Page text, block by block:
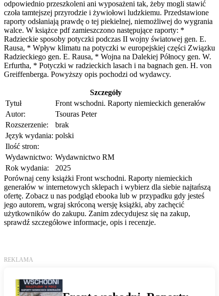
odpowiednio przeszkoleni ani wyposażeni tak, żeby mogli stawić
czoła tamtejszej przyrodzie i żywiołowi ludzkiemu. Przedstawione
raporty odsłaniają prawdę o tej piekielnej, niemożliwej do wygrania
walce. W książce pdf zamieszczono następujące raporty: *
Radzieckie sposoby potyczki podczas II wojny światowej gen. E.
Rausa, * Wpływ klimatu na potyczki w europejskiej części Związku
Radzieckiego gen. E. Rausa, * Wojna na Dalekiej Północy gen. W.
Erfurtha, * Potyczki w radzieckich lasach i na bagnach gen. H. von
Greiffenberga. Powyższy opis pochodzi od wydawcy.
Szczegóły
Tytuł
Front wschodni. Raporty niemieckich generałów
Autor:
Tsouras Peter
Rozszerzenie:
brak
Język wydania: polski
Ilość stron:
Wydawnictwo: Wydawnictwo RM
Rok wydania:
2025
Porównaj ceny książki Front wschodni. Raporty niemieckich
generałów w internetowych sklepach i wybierz dla siebie najtańszą
ofertę. Zobacz u nas podgląd ebooka lub w przypadku gdy jesteś
jego autorem, wgraj skróconą wersję książki, aby zachęcić
użytkowników do zakupu. Zanim zdecydujesz się na zakup,
sprawdź szczegółowe informacje, opis i recenzje.